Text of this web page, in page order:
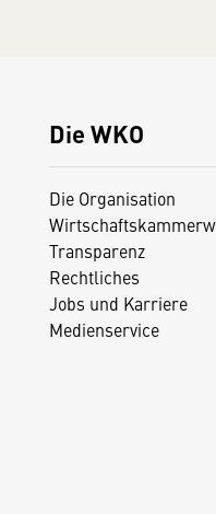
Die WKO
Die Organisation
Transparenz
Rechtliches
Jobs und Karriere
Medienservice